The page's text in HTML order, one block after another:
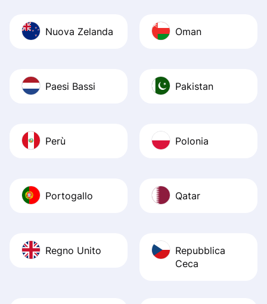
Nuova Zelanda Oman
Paesi Bassi Pakistan
Perù Polonia
Portogallo Qatar
Regno Unito
Repubblica
Ceca